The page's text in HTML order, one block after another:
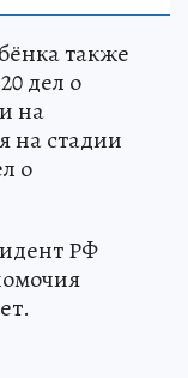
также
дел о
на
на стадии
о
РФ